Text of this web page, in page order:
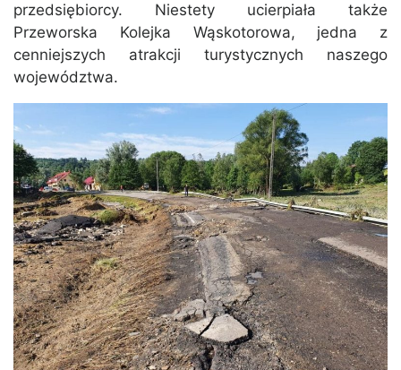
przedsiębiorcy. Niestety ucierpiała także
Przeworska Kolejka Wąskotorowa, jedna z
cenniejszych atrakcji turystycznych naszego
województwa.